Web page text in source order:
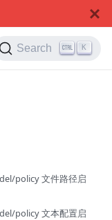
Search K
policy 文件路径启
policy 文本配置启